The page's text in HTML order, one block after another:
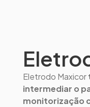
Eletrodo Maxicor
intermediar o
monitorização